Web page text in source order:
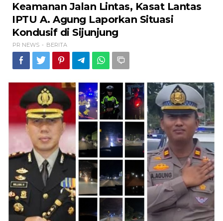
Jalan
Lintas,
Kasat
Lantas
IPTU
Agung
Laporkan
Kondusif
di
Sijunjung
Keamanan Jalan Lintas, Kasat Lantas
IPTU A. Agung Laporkan Situasi
Kondusif di Sijunjung
PR NEWS - BERITA